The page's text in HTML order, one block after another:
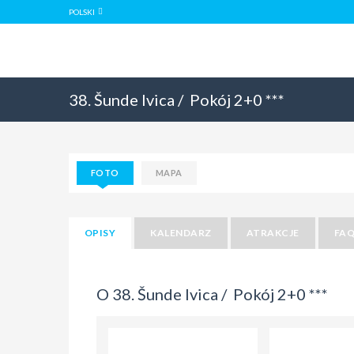
POLSKI
38. Šunde Ivica / Pokój 2+0 ***
FOTO MAPA
OPISY KALENDARZ ATRAKCJE
O 38. Šunde Ivica / Pokój 2+0 ***